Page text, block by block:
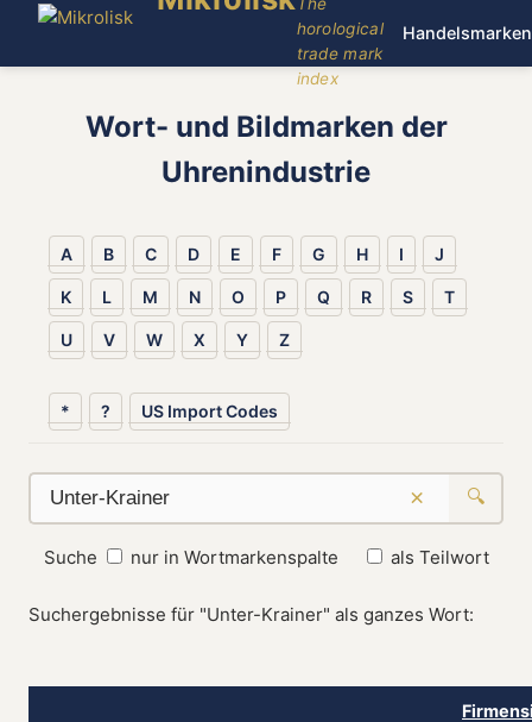
horological
trade mark
index
Handelsmarken
Wort- und Bildmarken der
Uhrenindustrie
A B C D E F G H I J
K L M N O P Q R S T
U V W X Y Z
* ? US Import Codes
× 🔍
Suche nur in Wortmarkenspalte als Teilwort
Suchergebnisse für "Unter-Krainer" als ganzes Wort: